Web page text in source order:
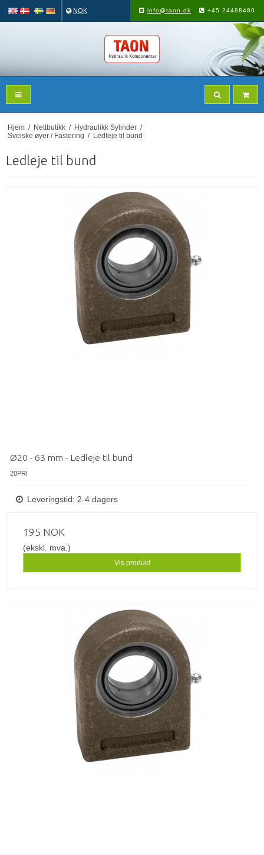
NOK info@taon.dk +45 24488480
Hjem / Nettbutikk / Hydraulikk Sylinder /
Sveiske øyer / Fastering / Ledleje til bund
Ledleje til bund
Ø20 - 63 mm - Ledleje til bund
20PRI
Leveringstid: 2-4 dagers
195 NOK
(ekskl. mva.)
Vis produkt